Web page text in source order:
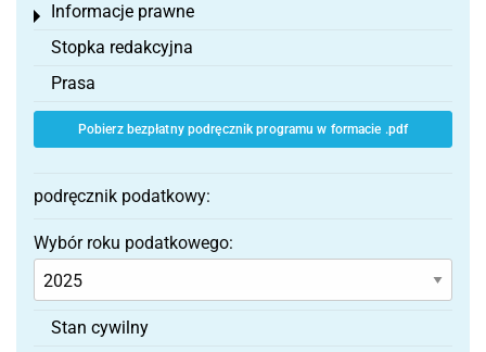
Informacje prawne
Toggle menu
Stopka redakcyjna
Prasa
Pobierz bezpłatny podręcznik programu w formacie .pdf
podręcznik podatkowy:
Wybór roku podatkowego:
Stan cywilny